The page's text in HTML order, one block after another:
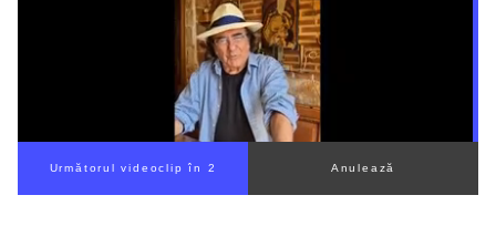
Următorul videoclip în 1 Anulează